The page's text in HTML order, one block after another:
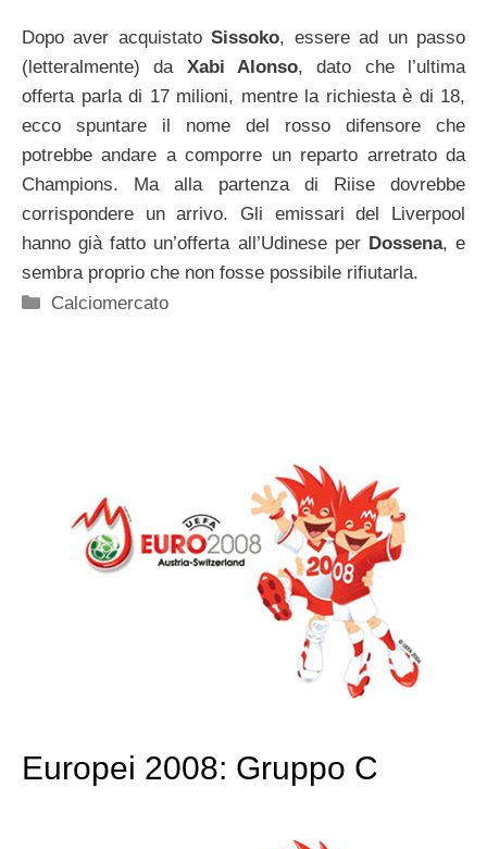
Dopo aver acquistatoSissoko, essere ad un passo
(letteralmente) da Xabi Alonso, dato che l’ultima
offerta parla di 17 milioni, mentre la richiesta è di 18,
ecco spuntare il nome del rosso difensore che
potrebbe andare a comporre un reparto arretrato da
Champions. Ma alla partenza di Riise dovrebbe
corrispondere un arrivo. Gli emissari del Liverpool
hanno già fatto un’offerta all’Udinese per Dossena, e
sembra proprio che non fosse possibile rifiutarla.
Categorie
Calciomercato
Europei 2008: Gruppo C